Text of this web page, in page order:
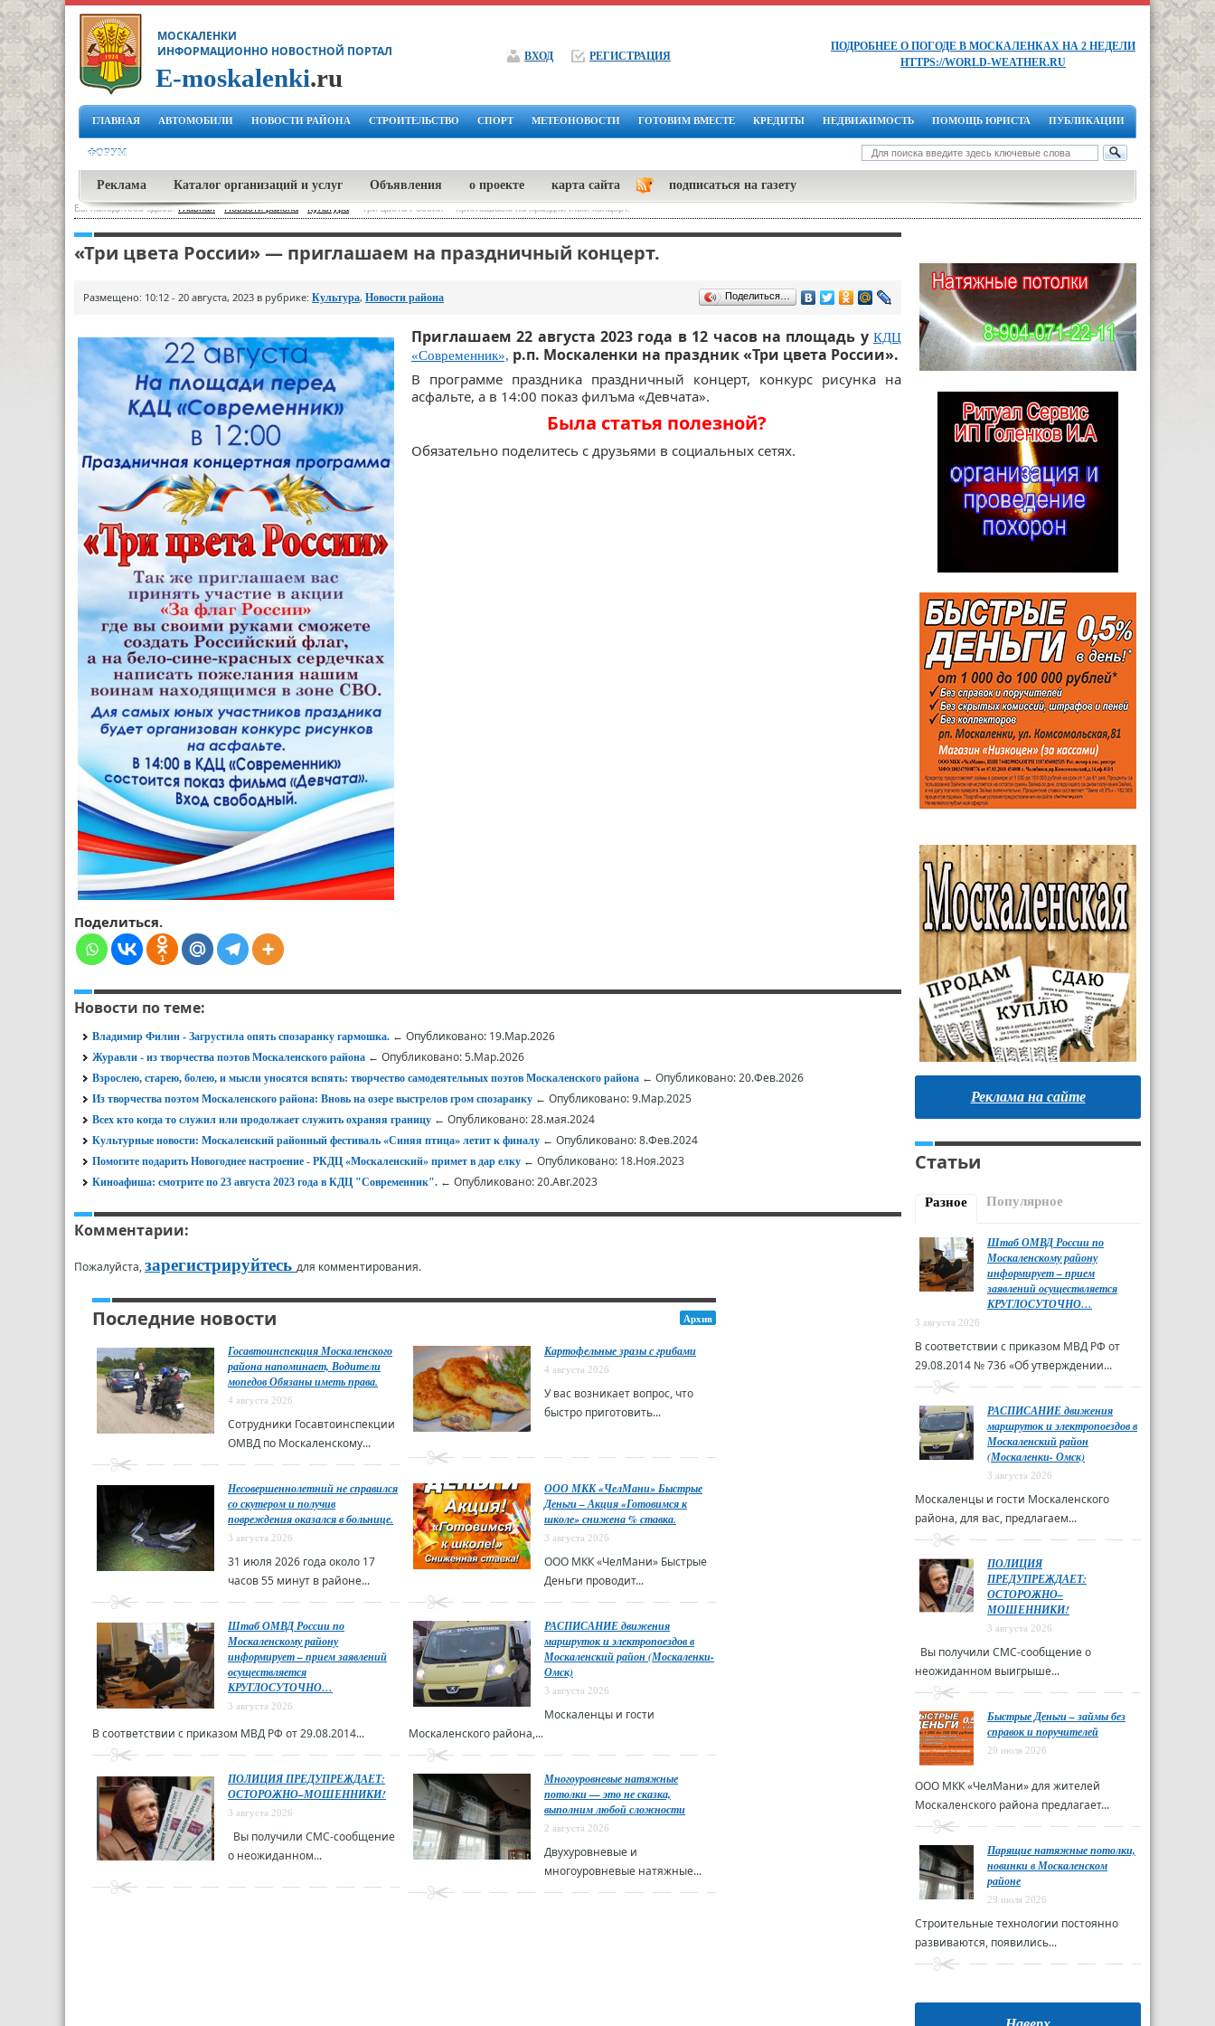
ВХОД РЕГИСТРАЦИЯ
МОСКАЛЕНКИ
ИНФОРМАЦИОННО НОВОСТНОЙ ПОРТАЛ
E-moskalenki.ru
ПОДРОБНЕЕ О ПОГОДЕ В МОСКАЛЕНКАХ НА 2 НЕДЕЛИ
HTTPS://WORLD-WEATHER.RU
ГЛАВНАЯ АВТОМОБИЛИ НОВОСТИ РАЙОНА СТРОИТЕЛЬСТВО СПОРТ МЕТЕОНОВОСТИ ГОТОВИМ ВМЕСТЕ КРЕДИТЫ НЕДВИЖИМОСТЬ ПОМОЩЬ ЮРИСТА ПУБЛИКАЦИИ
ФОРУМ
Реклама Каталог организаций и услуг Объявления о проекте карта сайта подписаться на газету
Вы находитесь здесь:Главная-Новости района Культура "Три цвета России" - приглашаем на праздничный концерт.
«Три цвета России» — приглашаем на праздничный концерт.
Размещено: 10:12 - 20 августа, 2023 в рубрике: Культура, Новости района Поделиться…
Приглашаем 22 августа 2023 года в 12 часовна площадь уКДЦ
«Современник», р.п. Москаленки на праздник «Три цвета России».
В программе праздника праздничный концерт, конкурс рисунка на
асфальте, а в 14:00 показ филъма «Девчата».
Была статья полезной?
Обязательно поделитесь с друзьями в социальных сетях.
Поделиться.
1
Новости по теме:
Владимир Филин - Загрустила опять спозаранку гармошка. ← Опубликовано: 19.Мар.2026
Журавли - из творчества поэтов Москаленского района ← Опубликовано: 5.Мар.2026
Взрослею, старею, болею, и мысли уносятся вспять: творчество самодеятельных поэтов Москаленского района ← Опубликовано: 20.Фев.2026
Из творчества поэтом Москаленского района: Вновь на озере выстрелов гром спозаранку ← Опубликовано: 9.Мар.2025
Всех кто когда то служил или продолжает служить охраняя границу ← Опубликовано: 28.мая.2024
Культурные новости: Москаленский районный фестиваль «Синяя птица» летит к финалу ← Опубликовано: 8.Фев.2024
Помогите подарить Новогоднее настроение - РКДЦ «Москаленский» примет в дар елку ← Опубликовано: 18.Ноя.2023
Киноафиша: смотрите по 23 августа 2023 года в КДЦ "Современник". ← Опубликовано: 20.Авг.2023
Комментарии:
Пожалуйста,зарегистрируйтесь для комментирования.
Последние новости Архив
Госавтоинспекция Москаленского
района напоминает, Водители
мопедов Обязаны иметь права.
4 августа 2026
Сотрудники Госавтоинспекции
ОМВД по Москаленскому...
Картофельные зразы с грибами
4 августа 2026
У вас возникает вопрос, что
быстро приготовить...
Несовершеннолетний не справился
со скутером и получив
повреждения оказался в больнице.
3 августа 2026
31 июля 2026 года около 17
часов 55 минут в районе...
ООО МКК «ЧелМани» Быстрые
Деньги – Акция «Готовимся к
школе» снижена % ставка.
3 августа 2026
ООО МКК «ЧелМани» Быстрые
Деньги проводит...
Штаб ОМВД России по
Москаленскому району
информирует – прием заявлений
осуществляется
КРУГЛОСУТОЧНО…
3 августа 2026
В соответствии с приказом МВД РФ от 29.08.2014...
РАСПИСАНИЕ движения
маршруток и электропоездов в
Москаленский район (Москаленки-
Омск)
3 августа 2026
Москаленцы и гости
Москаленского района,...
ПОЛИЦИЯ ПРЕДУПРЕЖДАЕТ:
ОСТОРОЖНО–МОШЕННИКИ!
3 августа 2026
Вы получили СМС-сообщение
о неожиданном...
Многоуровневые натяжные
потолки — это не сказка,
выполним любой сложности
2 августа 2026
Двухуровневые и
многоуровневые натяжные...
Реклама на сайте
Статьи
Разное Популярное
Штаб ОМВД России по
Москаленскому району
информирует – прием
заявлений осуществляется
КРУГЛОСУТОЧНО…
3 августа 2026
В соответствии с приказом МВД РФ от
29.08.2014 № 736 «Об утверждении...
РАСПИСАНИЕ движения
маршруток и электропоездов в
Москаленский район
(Москаленки- Омск)
3 августа 2026
Москаленцы и гости Москаленского
района, для вас, предлагаем...
ПОЛИЦИЯ
ПРЕДУПРЕЖДАЕТ:
ОСТОРОЖНО–
МОШЕННИКИ!
3 августа 2026
Вы получили СМС-сообщение о
неожиданном выигрыше...
Быстрые Деньги – займы без
справок и поручителей
29 июля 2026
ООО МКК «ЧелМани» для жителей
Москаленского района предлагает...
Парящие натяжные потолки,
новинки в Москаленском
районе
29 июля 2026
Строительные технологии постоянно
развиваются, появились...